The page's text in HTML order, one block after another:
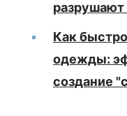
Как
одежды:
создание